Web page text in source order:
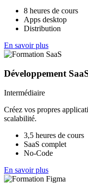
8 heures de cours
Apps desktop
Distribution
En savoir plus
Développement
Intermédiaire
Créez vos propres
scalabilité.
3,5 heures de cours
SaaS complet
No-Code
En savoir plus